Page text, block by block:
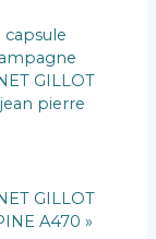
GILLOT
A470 »